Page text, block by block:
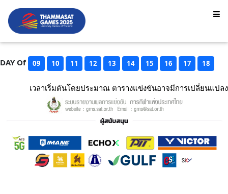
DAY Of 09 10 11 12 13 14 15 16 17 18
เวลาเริ่มตันโดยประมาณ ตารางแข่งขันอาจมีการเปลี่ยนแปลง